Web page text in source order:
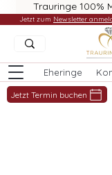
Trauringe 100%
Eheringe
Jetzt Termin buchen
Jetzt zum Newsletter